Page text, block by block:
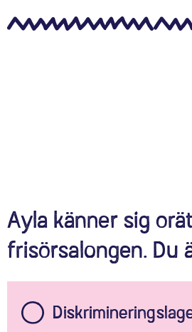
Ayla känner sig
frisörsalongen. Du